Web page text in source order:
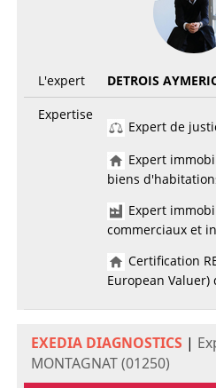
L'expert
DETROIS
Expertise
Expert de
Expert
biens
Expert
commerciaux et
Certification
European Valuer)
EXEDIA DIAGNOSTICS |
MONTAGNAT (01250)